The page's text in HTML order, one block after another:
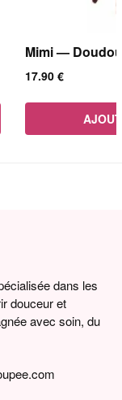
Mimi —
17.90 €
dans les
douceur et
avec soin, du